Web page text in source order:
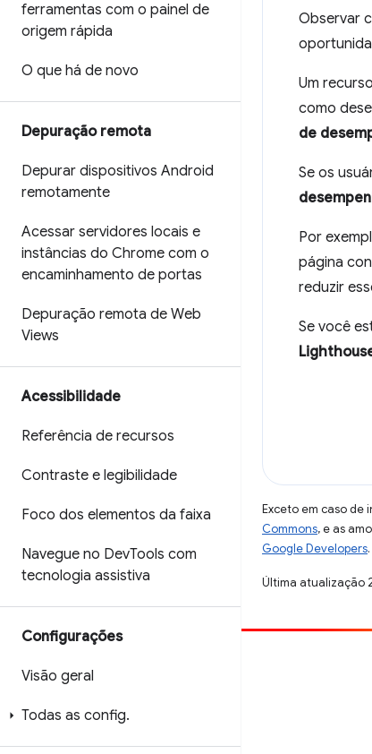
ferramentas com o painel de
origem rápida
O que há de novo
Depuração remota
Depurar dispositivos Android
remotamente
Acessar servidores locais e
instâncias do Chrome com o
encaminhamento de portas
Depuração remota de Web
Views
Acessibilidade
Referência de recursos
Contraste e legibilidade
Foco dos elementos da faixa
Navegue no DevTools com
tecnologia assistiva
Configurações
Visão geral
Todas as config.
Observar
Um
como
de
Se os
Por
página
reduzir
Se você
Exceto em caso de
Commons, e as
Google Developers
Última atualização
Contribuir
Veja as questões em aberto